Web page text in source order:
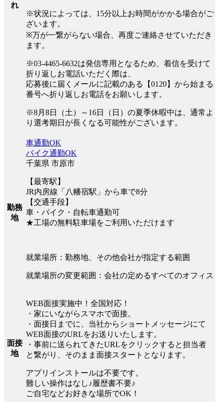
れ
※状況によっては、15分以上お時間がかかる場合がご
ざいます。
※万が一繋がらない場合、再度ご連絡させていただき
ます。
※03-4465-6632は発信専用となるため、着信を受けて
折り返しお電話いただく際は、
応募後に届くメールに記載のある【0120】から始まる
番号へ折り返しお電話をお願いします。
※8月8日（土）～16日（日）の夏季休暇中は、通常よ
り選考期日が長くなる可能性がございます。
勤務
地
車通勤OK
バイク通勤OK
千葉県 市原市
【最寄駅】
JR内房線「八幡宿駅」から車で8分
【交通手段】
車・バイク・自転車通勤可
★工場の無料駐車場をご利用いただけます
就業場所：勤務地、その他会社が指定する範囲
就業場所の変更範囲：会社の定めるすべてのオフィス
面接
地
WEB面接実施中！全国対応！
・家にいながらスマホで面接。
・面接日までに、当社からショートメッセージにて
WEB面接のURLをお送りいたします。
・事前に送られてきたURLをクリックすると担当者
と繋がり、そのまま面接スタートとなります。
アプリインストールは不要です。
難しい操作はなし♪履歴書不要♪
ご自宅などお好きな場所でOK！